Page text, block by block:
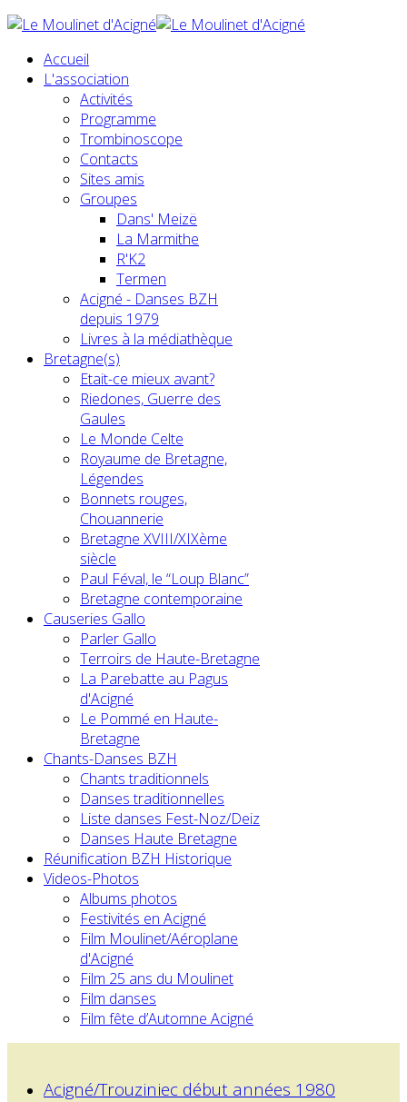
Accueil
L'association
Activités
Programme
Trombinoscope
Contacts
Sites amis
Groupes
Dans' Meizë
La Marmithe
R'K2
Termen
Acigné - Danses BZH
depuis 1979
Livres à la médiathèque
Bretagne(s)
Etait-ce mieux avant?
Riedones, Guerre des
Gaules
Le Monde Celte
Royaume de Bretagne,
Légendes
Bonnets rouges,
Chouannerie
Bretagne XVIII/XIXème
siècle
Paul Féval, le “Loup Blanc”
Bretagne contemporaine
Causeries Gallo
Parler Gallo
Terroirs de Haute-Bretagne
La Parebatte au Pagus
d'Acigné
Le Pommé en Haute-
Bretagne
Chants-Danses BZH
Chants traditionnels
Danses traditionnelles
Liste danses Fest-Noz/Deiz
Danses Haute Bretagne
Réunification BZH Historique
Videos-Photos
Albums photos
Festivités en Acigné
Film Moulinet/Aéroplane
d'Acigné
Film 25 ans du Moulinet
Film danses
Film fête d’Automne Acigné
Acigné/Trouziniec début années 1980